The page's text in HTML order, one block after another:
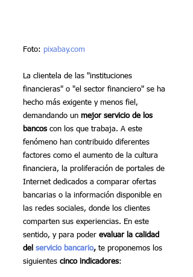
Foto: pixabay.com
La clientela de las "instituciones
financieras" o "el sector financiero" se ha
hecho más exigente y menos fiel,
demandando un mejor servicio de los
bancos con los que trabaja. A este
fenómeno han contribuido diferentes
factores como el aumento de la cultura
financiera, la proliferación de portales de
Internet dedicados a comparar ofertas
bancarias o la información disponible en
las redes sociales, donde los clientes
comparten sus experiencias. En este
sentido, y para poder evaluar la calidad
del servicio bancario, te proponemos los
siguientes cinco indicadores: